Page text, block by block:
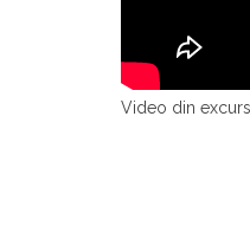
Video din